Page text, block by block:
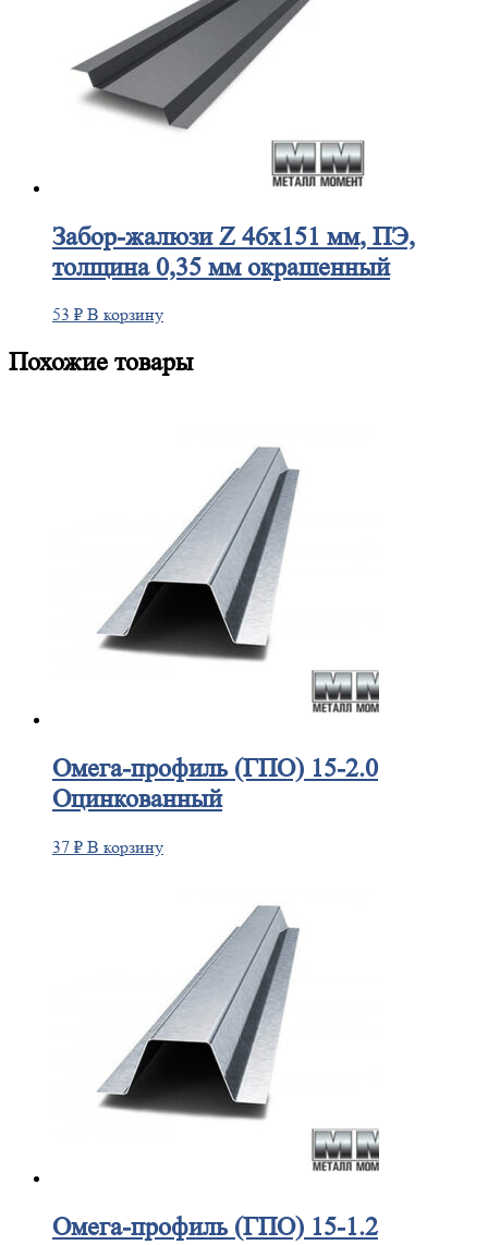
Забор-жалюзиZ 46х151 мм, ПЭ,
толщина 0,35 мм окрашенный
53 ₽ В корзину
Похожие товары
Омега-профиль(ГПО) 15-2.0
Оцинкованный
37 ₽ В корзину
Омега-профиль(ГПО) 15-1.2